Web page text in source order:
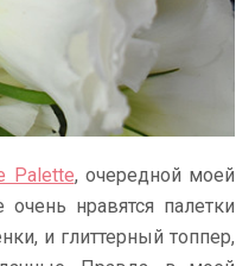
Palette, очередной моей
нравятся палетки
и глиттерный топпер,